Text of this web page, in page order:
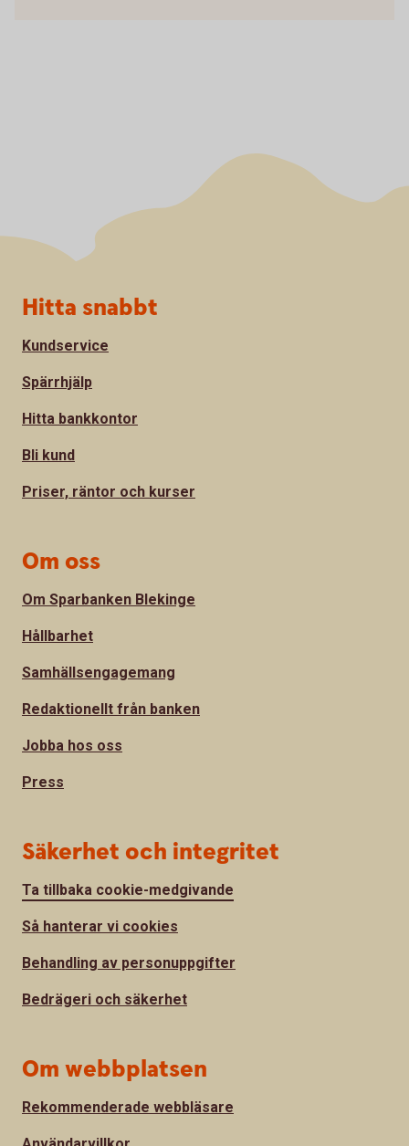
Sidfot
Hitta snabbt
Kundservice
Spärrhjälp
Hitta bankkontor
Bli kund
Priser, räntor och kurser
Om oss
Om Sparbanken Blekinge
Hållbarhet
Samhällsengagemang
Redaktionellt från banken
Jobba hos oss
Press
Säkerhet och integritet
Ta tillbaka cookie-medgivande
Så hanterar vi cookies
Behandling av personuppgifter
Bedrägeri och säkerhet
Om webbplatsen
Rekommenderade webbläsare